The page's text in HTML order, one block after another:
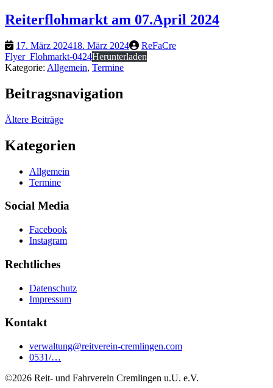
Reiterflohmarkt am 07.April 2024
17. März 202418. März 2024
ReFaCre
Flyer_Flohmarkt-0424Herunterladen
Kategorie: Allgemein, Termine
Beitragsnavigation
Ältere Beiträge
Kategorien
Allgemein
Termine
Social Media
Facebook
Instagram
Rechtliches
Datenschutz
Impressum
Kontakt
verwaltung@reitverein-cremlingen.com
0531/…
©2026 Reit- und Fahrverein Cremlingen u.U. e.V.